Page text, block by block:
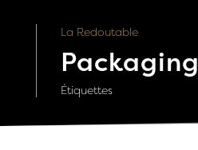
La Redoutable
Packaging
Étiquettes